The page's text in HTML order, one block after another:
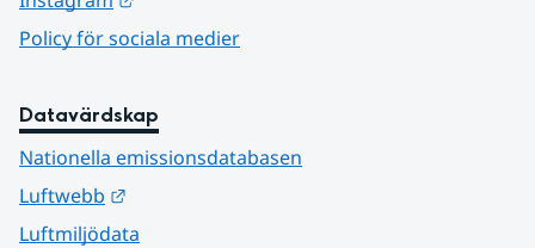
Policy för sociala medier
Datavärdskap
Nationella emissionsdatabasen
Luftwebb
Luftmiljödata